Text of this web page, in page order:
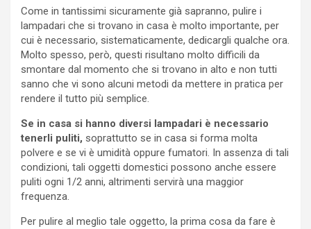
Come in tantissimi sicuramente già sapranno, pulire i
lampadari che si trovano in casa è molto importante, per
cui è necessario, sistematicamente, dedicargli qualche ora.
Molto spesso, però, questi risultano molto difficili da
smontare dal momento che si trovano in alto e non tutti
sanno che vi sono alcuni metodi da mettere in pratica per
rendere il tutto più semplice.
Se in casa si hanno diversi lampadari è necessario
tenerli puliti, soprattutto se in casa si forma molta
polvere e se vi è umidità oppure fumatori. In assenza di tali
condizioni, tali oggetti domestici possono anche essere
puliti ogni 1/2 anni, altrimenti servirà una maggior
frequenza.
Per pulire al meglio tale oggetto, la prima cosa da fare è